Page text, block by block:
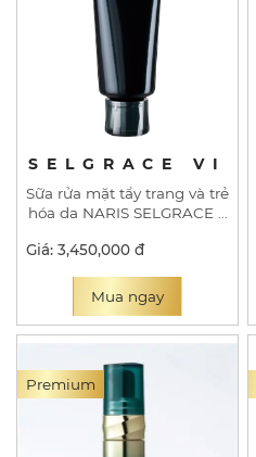
SELGRACE VI
Sữa rửa mặt tẩy trang và trẻ
hóa da NARIS SELGRACE 6
Giá: 3,450,000 đ
Mua ngay
Premium